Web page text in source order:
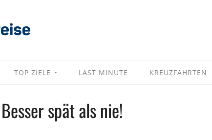
TOP ZIELE LAST MINUTE KREUZFAHRTEN
spät als nie!